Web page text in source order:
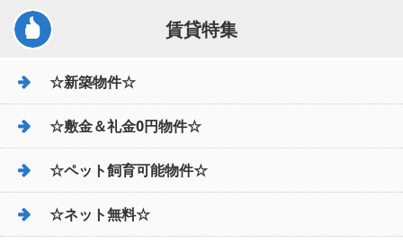
賃貸特集
☆新築物件☆
☆敷金＆礼金0円物件☆
☆ペット飼育可能物件☆
☆ネット無料☆